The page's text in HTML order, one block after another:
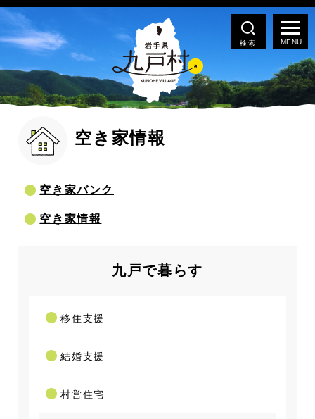
検索
空き家情報
空き家バンク
空き家情報
九戸で暮らす
移住支援
結婚支援
村営住宅